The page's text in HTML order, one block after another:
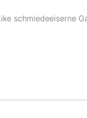
schmiedeeiserne